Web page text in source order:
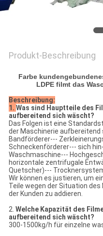
Produkt-Beschreibung
Farbe
LDPE filmt das
Beschreibung:
1. Was sind Hauptteile des
aufbereitend sich wäscht?
Das Folgen ist eine
der Maschinerie aufbereitend
Bandförderer---
Schneckenförderer--- sich
Waschmaschine---
horizontale zentrifugale
Quetscher)---
Wir können es justieren, um
Teile wegen der Situation
der Kunden zu addieren.
2. Welche Kapazität des
aufbereitend sich wäscht?
300-1500kg/h für einzelne